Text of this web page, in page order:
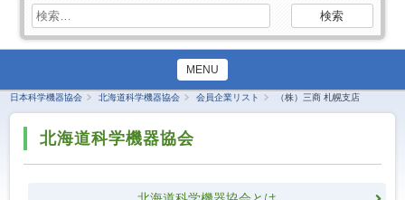
索:
MENU
日本科学機器協会 北海道科学機器協会 会員企業リスト （株）三商 札幌支店
北海道科学機器協会